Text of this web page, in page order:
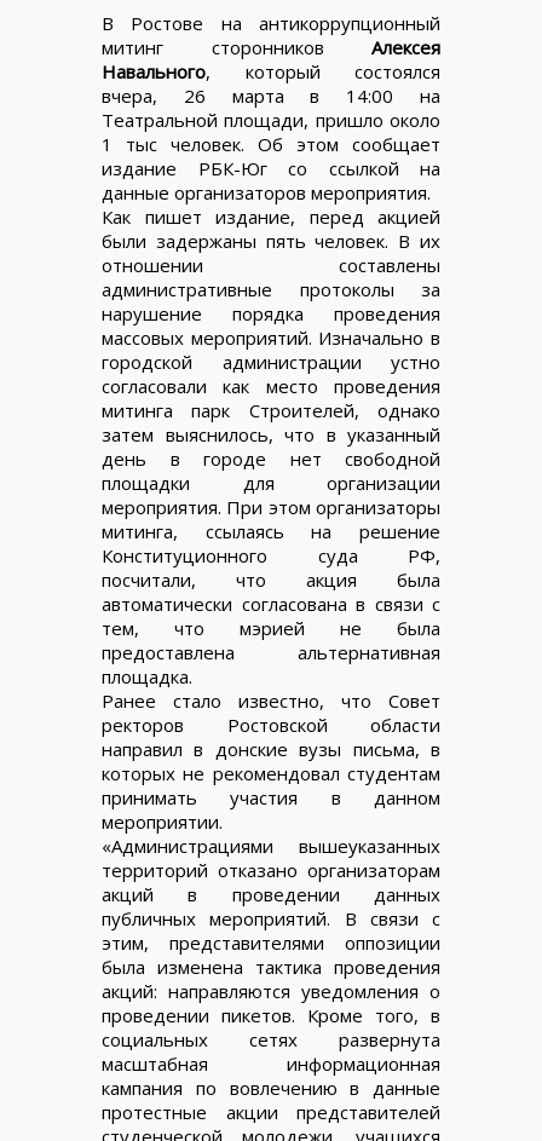
В Ростове на антикоррупционный
митинг сторонников Алексея
Навального, который состоялся
вчера, 26 марта в 14:00 на
Театральной площади, пришло около
1 тыс человек. Об этом сообщает
издание РБК-Юг со ссылкой на
данные организаторов мероприятия.
Как пишет издание, перед акцией
были задержаны пять человек. В их
отношении составлены
административные протоколы за
нарушение порядка проведения
массовых мероприятий. Изначально в
городской администрации устно
согласовали как место проведения
митинга парк Строителей, однако
затем выяснилось, что в указанный
день в городе нет свободной
площадки для организации
мероприятия. При этом организаторы
митинга, ссылаясь на решение
Конституционного суда РФ,
посчитали, что акция была
автоматически согласована в связи с
тем, что мэрией не была
предоставлена альтернативная
площадка.
Ранее стало известно, что Совет
ректоров Ростовской области
направил в донские вузы письма, в
которых не рекомендовал студентам
принимать участия в данном
мероприятии.
«Администрациями вышеуказанных
территорий отказано организаторам
акций в проведении данных
публичных мероприятий. В связи с
этим, представителями оппозиции
была изменена тактика проведения
акций: направляются уведомления о
проведении пикетов. Кроме того, в
социальных сетях развернута
масштабная информационная
кампания по вовлечению в данные
протестные акции представителей
студенческой молодежи, учащихся